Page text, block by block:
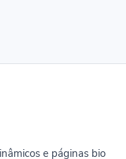
e páginas bio